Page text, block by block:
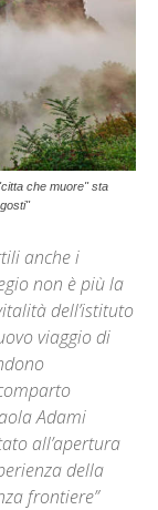
che muore" sta
anche i
non è più la
dell’istituto
viaggio di
Adami
all’apertura
della
frontiere”